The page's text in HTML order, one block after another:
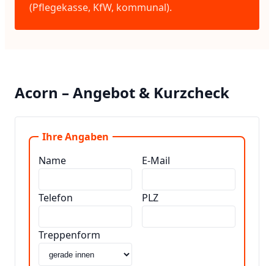
(Pflegekasse, KfW, kommunal).
Acorn – Angebot & Kurzcheck
Ihre Angaben
Name
E-Mail
Telefon PLZ
Treppenform